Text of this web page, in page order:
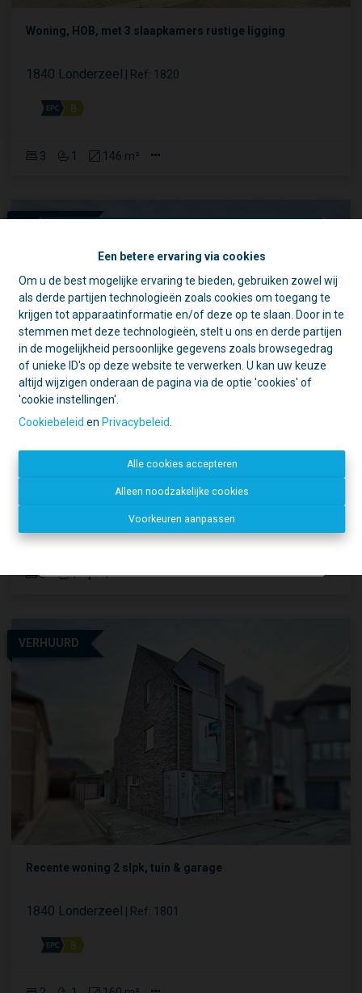
Een betere ervaring via cookies
Om u de best mogelijke ervaring te bieden, gebruiken zowel wij
als derde partijen technologieën zoals cookies om toegang te
krijgen tot apparaatinformatie en/of deze op te slaan. Door in te
stemmen met deze technologieën, stelt u ons en derde partijen
in de mogelijkheid persoonlijke gegevens zoals browsegedrag
of unieke ID's op deze website te verwerken. U kan uw keuze
altijd wijzigen onderaan de pagina via de optie 'cookies' of
'cookie instellingen'.
Cookiebeleid en Privacybeleid
Alle cookies accepteren
Alleen noodzakelijke cookies
Voorkeuren aanpassen
Woning, HOB, met 3 slaapkamers rustige ligging
1840 Londerzeel Ref: 1820
3 1 146 m²
Ruime villa met 3 slpk en grote tuin
1880 Kapelle-op-den-Bos|Ref: 1806
3 1 1
VERHUURD
Recente woning 2 slpk, tuin & garage
1840 Londerzeel Ref: 1801
☀️ Achter elke gesloten deur schuilt
een goede reden. 🏡
Tijdens de zomer zijn we vaak op pad
voor schattingen en bezichtigingen.
Daarom is ons kantoor in de namiddag
voornamelijk geopend op afspraak.
Open deur?
helpen u graag verder!
waarschijnlijk ergens anders een deur
aan het openen. 😉
Bedankt voor uw begrip en graag tot